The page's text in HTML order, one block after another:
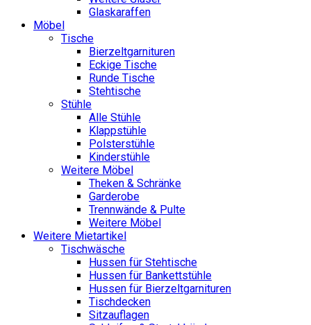
Glaskaraffen
Möbel
Tische
Bierzeltgarnituren
Eckige Tische
Runde Tische
Stehtische
Stühle
Alle Stühle
Klappstühle
Polsterstühle
Kinderstühle
Weitere Möbel
Theken & Schränke
Garderobe
Trennwände & Pulte
Weitere Möbel
Weitere Mietartikel
Tischwäsche
Hussen für Stehtische
Hussen für Bankettstühle
Hussen für Bierzeltgarnituren
Tischdecken
Sitzauflagen